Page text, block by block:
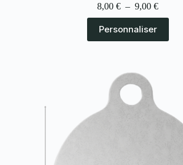
8,00€ – 9,00€
Personnaliser